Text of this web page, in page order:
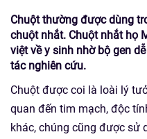
Chuột thường được dùng
chuột nhắt. Chuột nhắt họ
việt về y sinh nhờ bộ gen
tác nghiên cứu.
Chuột được coi là loài lý
quan đến tim mạch, độc
khác, chúng cũng được sử